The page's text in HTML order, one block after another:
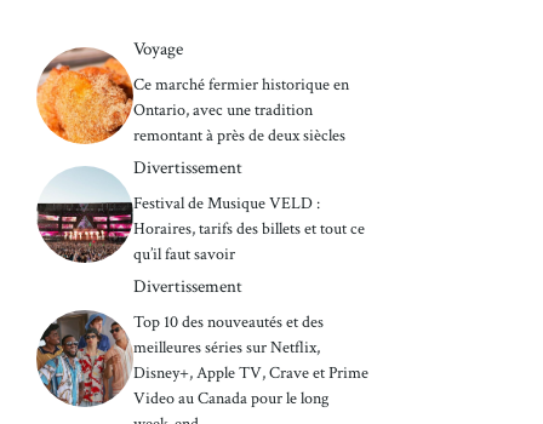
Voyage
Ce marché fermier historique en
Ontario, avec une tradition
remontant à près de deux siècles
Divertissement
Festival de Musique VELD :
Horaires, tarifs des billets et tout ce
qu’il faut savoir
Divertissement
Top 10 des nouveautés et des
meilleures séries sur Netflix,
Disney+, Apple TV, Crave et Prime
Video au Canada pour le long